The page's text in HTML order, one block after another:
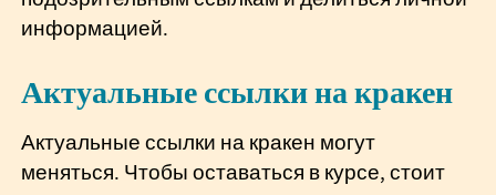
информацией.
Актуальные ссылки на кракен
Актуальные ссылки на кракен могут
меняться. Чтобы оставаться в курсе, стоит